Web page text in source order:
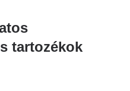
tartozékok